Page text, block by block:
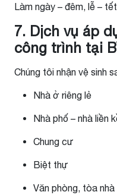
Làm ngày – đêm, lễ –
7. Dịch vụ áp
công trình tại
Chúng tôi nhận vệ sinh
Nhà ở riêng lẻ
Nhà phố – nhà liền
Chung cư
Biệt thự
Văn phòng, tòa nhà